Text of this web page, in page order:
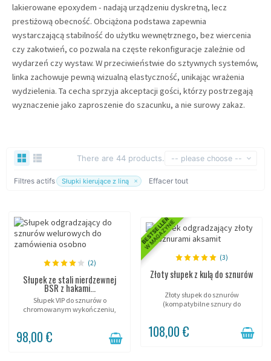
lakierowane epoxydem - nadają urządzeniu dyskretną, lecz
prestiżową obecność. Obciążona podstawa zapewnia
wystarczającą stabilność do użytku wewnętrznego, bez wiercenia
czy zakotwień, co pozwala na częste rekonfiguracje zależnie od
wydarzeń czy wystaw. W przeciwieństwie do sztywnych systemów,
linka zachowuje pewną wizualną elastyczność, unikając wrażenia
wydzielenia. Ta cecha sprzyja akceptacji gości, którzy postrzegają
wyznaczenie jako zaproszenie do szacunku, a nie surowy zakaz.
There are 44 products. -- please choose --
Filtres actifs Słupki kierujące z liną × Effacer tout
(2)
Słupek ze stali nierdzewnej
BSR z hakami...
Słupek VIP do sznurów o
chromowanym wykończeniu,
98,00 €
BESTSELLER
W MAGAZYNIE
(3)
Złoty słupek z kulą do sznurów
Złoty słupek do sznurów
(kompatybilne sznury do
108,00 €